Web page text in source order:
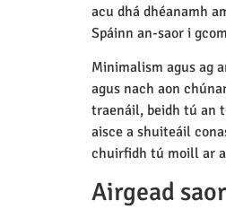
acu dhá dhéanamh
Spáinn an-saor i
Minimalism agus ag
agus nach aon
traenáil, beidh tú an
aisce a shuiteáil
chuirfidh tú moill ar
Airgead